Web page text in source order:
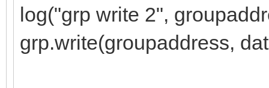
log("grp write 2",
grp.write(groupaddress,